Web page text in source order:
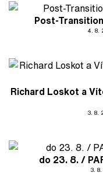
Post-
4. 8.
Richard Loskot a
3. 8.
do 23. 8. /
3.